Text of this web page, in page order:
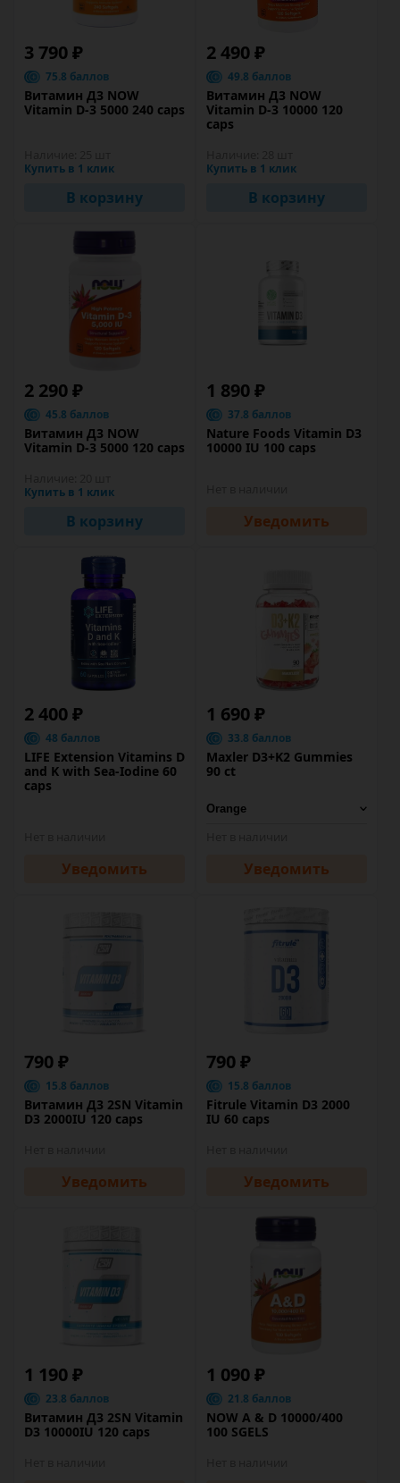
3 790 ₽
75.8 баллов
Витамин Д3 NOW
Vitamin D-3 5000 240 caps
Купить в 1 клик
В корзину
2 490 ₽
49.8 баллов
Витамин Д3 NOW
Vitamin D-3 10000 120
caps
Купить в 1 клик
В корзину
2 290 ₽
45.8 баллов
Витамин Д3 NOW
Vitamin D-3 5000 120 caps
Купить в 1 клик
В корзину
1 890 ₽
37.8 баллов
Nature Foods Vitamin D3
10000 IU 100 caps
Уведомить
2 400 ₽
48 баллов
LIFE Extension Vitamins D
and K with Sea-Iodine 60
caps
Уведомить
1 690 ₽
33.8 баллов
Maxler D3+K2 Gummies
90 ct
Уведомить
790 ₽
15.8 баллов
Витамин Д3 2SN Vitamin
D3 2000IU 120 caps
Уведомить
790 ₽
15.8 баллов
Fitrule Vitamin D3 2000
IU 60 caps
Уведомить
1 190 ₽
23.8 баллов
Витамин Д3 2SN Vitamin
D3 10000IU 120 caps
1 090 ₽
21.8 баллов
NOW A & D 10000/400
100 SGELS